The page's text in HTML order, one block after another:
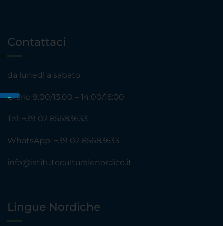
Contattaci
da lunedì a sabato
Orario 9:00/13:00 – 14:00/18:00
Tel: +39 02 85683633
WhatsApp: +39 02 85683633
info@istitutoculturalenordico.it
Lingue Nordiche